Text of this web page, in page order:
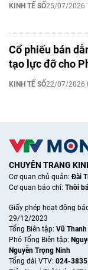
KINH TẾ SỐ25/07/2026
Cổ phiếu bán
tạo lực đỡ cho
KINH TẾ SỐ22/07/2026
CHUYÊN TRANG
Cơ quan chủ quản:Đài
Cơ quan báo chí: Thời
Giấy phép hoạt động
29/12/2023
Tổng Biên tập: Vũ
Phó Tổng Biên tập:
Nguyễn Trọng Ninh
Tổng đài VTV: 024-